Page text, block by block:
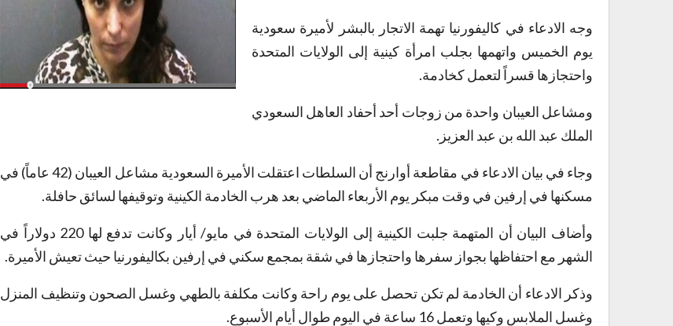
وجه الادعاء في كاليفورنيا تهمة الاتجار بالبشر لأميرة سعودية
يوم الخميس واتهمها بجلب امرأة كينية إلى الولايات المتحدة
واحتجازها قسراً لتعمل كخادمة.
ومشاعل العيبان واحدة من زوجات أحد أحفاد العاهل السعودي
الملك عبد الله بن عبد العزيز.
وجاء في بيان الادعاء في مقاطعة أوارنج أن السلطات اعتقلت الأميرة السعودية مشاعل العيبان (42 عاماً) في
مسكنها في إرفين في وقت مبكر يوم الأربعاء الماضي بعد هرب الخادمة الكينية وتوقيفها لسائق حافلة.
وأضاف البيان أن المتهمة جلبت الكينية إلى الولايات المتحدة في مايو/ أيار وكانت تدفع لها 220 دولاراً في
الشهر مع احتفاظها بجواز سفرها واحتجازها في شقة بمجمع سكني في إرفين بكاليفورنيا حيث تعيش الأميرة.
وذكر الادعاء أن الخادمة لم تكن تحصل على يوم راحة وكانت مكلفة بالطهي وغسل الصحون وتنظيف المنزل
وغسل الملابس وكيها وتعمل 16 ساعة في اليوم طوال أيام الأسبوع.